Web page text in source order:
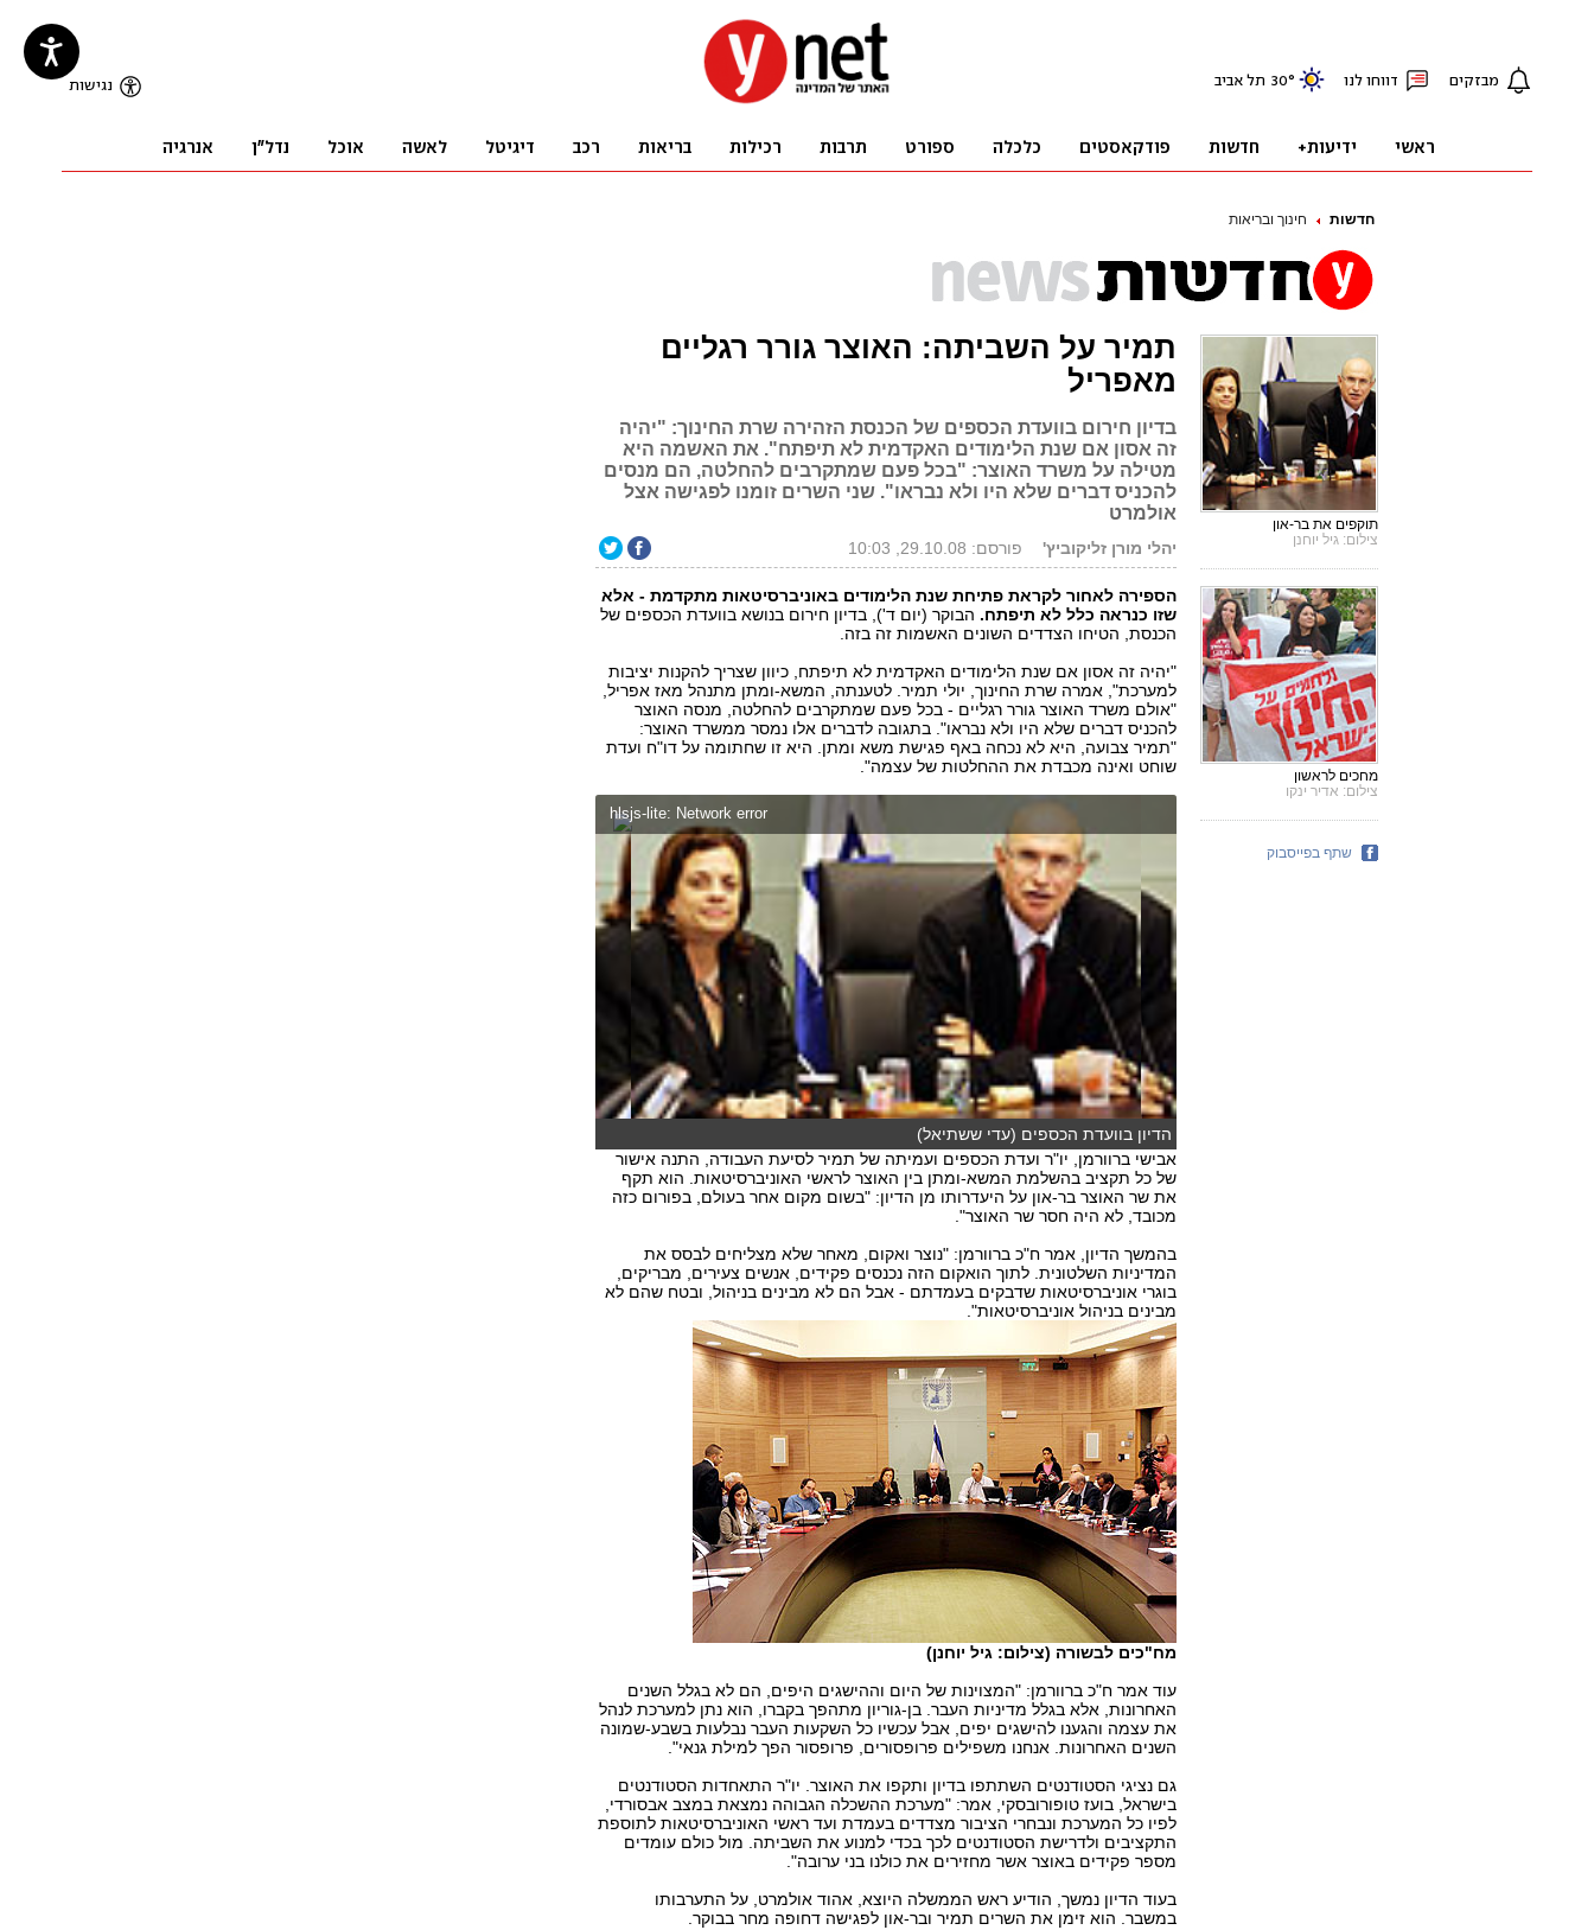
חדשות חינוך ובריאות
תמיר על השביתה: האוצר גורר רגליים
מאפריל
בדיון חירום בוועדת הכספים של הכנסת הזהירה שרת החינוך: "יהיה
זה אסון אם שנת הלימודים האקדמית לא תיפתח". את האשמה היא
מטילה על משרד האוצר: "בכל פעם שמתקרבים להחלטה, הם מנסים
להכניס דברים שלא היו ולא נבראו". שני השרים זומנו לפגישה אצל
אולמרט
יהלי מורן זליקוביץ' פורסם: 29.10.08, 10:03
הספירה לאחור לקראת פתיחת שנת הלימודים באוניברסיטאות מתקדמת - אלא
שזו כנראה כלל לא תיפתח. הבוקר (יום ד'), בדיון חירום בנושא בוועדת הכספים של
הכנסת, הטיחו הצדדים השונים האשמות זה בזה.
"יהיה זה אסון אם שנת הלימודים האקדמית לא תיפתח, כיוון שצריך להקנות יציבות
למערכת", אמרה שרת החינוך, יולי תמיר. לטענתה, המשא-ומתן מתנהל מאז אפריל,
"אולם משרד האוצר גורר רגליים - בכל פעם שמתקרבים להחלטה, מנסה האוצר
להכניס דברים שלא היו ולא נבראו". בתגובה לדברים אלו נמסר ממשרד האוצר:
"תמיר צבועה, היא לא נכחה באף פגישת משא ומתן. היא זו שחתומה על דו"ח ועדת
שוחט ואינה מכבדת את ההחלטות של עצמה".
hlsjs-lite: Network error
הדיון בוועדת הכספים (עדי ששתיאל)
אבישי ברוורמן, יו"ר ועדת הכספים ועמיתה של תמיר לסיעת העבודה, התנה אישור
של כל תקציב בהשלמת המשא-ומתן בין האוצר לראשי האוניברסיטאות. הוא תקף
את שר האוצר בר-און על היעדרותו מן הדיון: "בשום מקום אחר בעולם, בפורום כזה
מכובד, לא היה חסר שר האוצר".
בהמשך הדיון, אמר ח"כ ברוורמן: "נוצר ואקום, מאחר שלא מצליחים לבסס את
המדיניות השלטונית. לתוך הואקום הזה נכנסים פקידים, אנשים צעירים, מבריקים,
בוגרי אוניברסיטאות שדבקים בעמדתם - אבל הם לא מבינים בניהול, ובטח שהם לא
מבינים בניהול אוניברסיטאות".
מח"כים לבשורה (צילום: גיל יוחנן)
עוד אמר ח"כ ברוורמן: "המצוינות של היום וההישגים היפים, הם לא בגלל השנים
האחרונות, אלא בגלל מדיניות העבר. בן-גוריון מתהפך בקברו, הוא נתן למערכת לנהל
את עצמה והגענו להישגים יפים, אבל עכשיו כל השקעות העבר נבלעות בשבע-שמונה
השנים האחרונות. אנחנו משפילים פרופסורים, פרופסור הפך למילת גנאי".
גם נציגי הסטודנטים השתתפו בדיון ותקפו את האוצר. יו"ר התאחדות הסטודנטים
בישראל, בועז טופורובסקי, אמר: "מערכת ההשכלה הגבוהה נמצאת במצב אבסורדי,
לפיו כל המערכת ונבחרי הציבור מצדדים בעמדת ועד ראשי האוניברסיטאות לתוספת
התקציבים ולדרישת הסטודנטים לכך בכדי למנוע את השביתה. מול כולם עומדים
מספר פקידים באוצר אשר מחזירים את כולנו בני ערובה".
בעוד הדיון נמשך, הודיע ראש הממשלה היוצא, אהוד אולמרט, על התערבותו
במשבר. הוא זימן את השרים תמיר ובר-און לפגישה דחופה מחר בבוקר.
תוקפים את בר-און
צילום: גיל יוחנן
מחכים לראשון
צילום: אדיר ינקו
שתף בפייסבוק